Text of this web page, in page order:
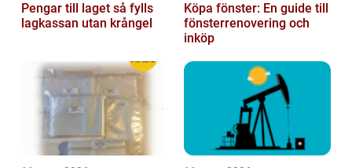
Pengar till laget så fylls
lagkassan utan krångel
Köpa fönster: En guide till
fönsterrenovering och
inköp